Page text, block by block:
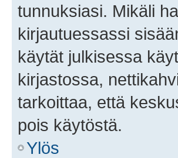
tunnuksiasi. Mikäli
kirjautuessassi
käytät julkisessa
kirjastossa,
tarkoittaa, että
pois käytöstä.
Ylös